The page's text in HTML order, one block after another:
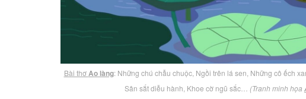
Bài thơAo làng: Những chú chẫu chuộc, Ngồi trên lá sen, Những cô ếch
Sân sắt diễu hành, Khoe cờ ngũ sắc… (Tranh minh họa